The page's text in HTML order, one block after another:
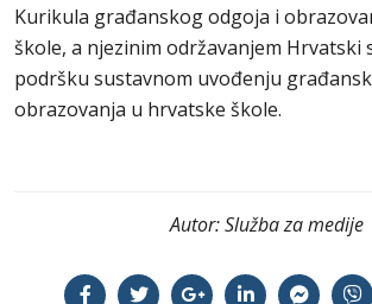
Kurikula građanskog odgoja i
škole, a njezinim održavanjem Hrvatski
podršku sustavnom uvođenju
obrazovanja u hrvatske škole.
Autor: Služba za medije